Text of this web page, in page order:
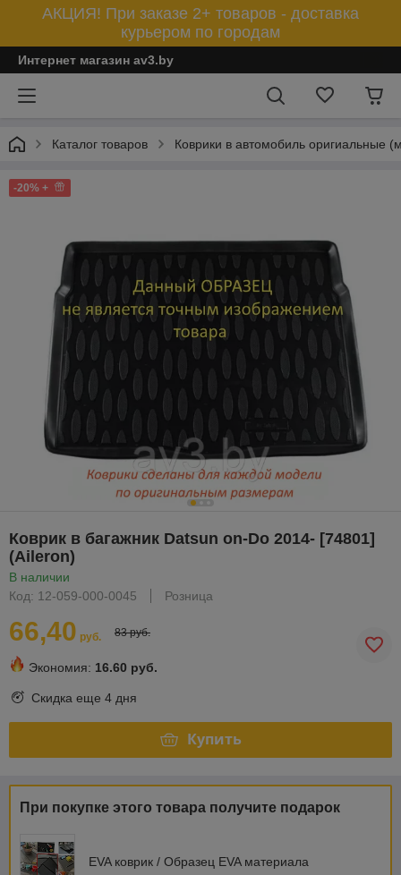
АКЦИЯ! При заказе 2+ товаров - доставка
курьером по городам
Интернет магазин av3.by
Каталог товаров Коврики в автомобиль оригиальные
-20% +
Коврик в багажник Datsun on-Do 2014- [74801]
(Aileron)
В наличии
Код: 12-059-000-0045
Розница
66,40 руб. 83 руб.
Экономия: 16.60 руб.
Скидка еще 4 дня
Купить
При покупке этого товара получите подарок
EVA коврик / Образец EVA материала